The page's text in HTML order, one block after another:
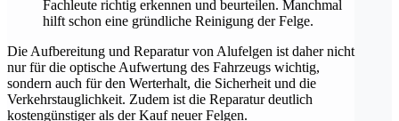
Fachleute richtig erkennen und beurteilen. Manchmal
hilft schon eine gründliche Reinigung der Felge.
Die Aufbereitung und Reparatur von Alufelgen ist daher nicht
nur für die optische Aufwertung des Fahrzeugs wichtig,
sondern auch für den Werterhalt, die Sicherheit und die
Verkehrstauglichkeit. Zudem ist die Reparatur deutlich
kostengünstiger als der Kauf neuer Felgen.